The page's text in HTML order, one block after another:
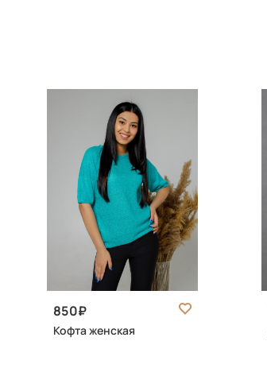
850
Кофта женская